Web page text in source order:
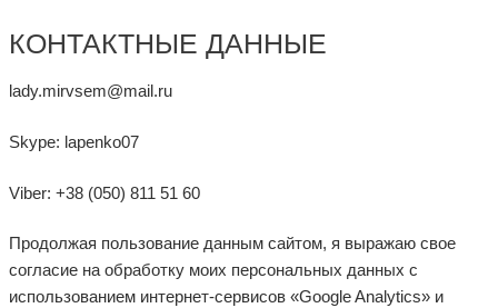
КОНТАКТНЫЕ ДАННЫЕ
lady.mirvsem@mail.ru
Skype: lapenko07
Viber: +38 (050) 811 51 60
Продолжая пользование данным сайтом, я выражаю свое
согласие на обработку моих персональных данных с
использованием интернет-сервисов «Google Analytics» и